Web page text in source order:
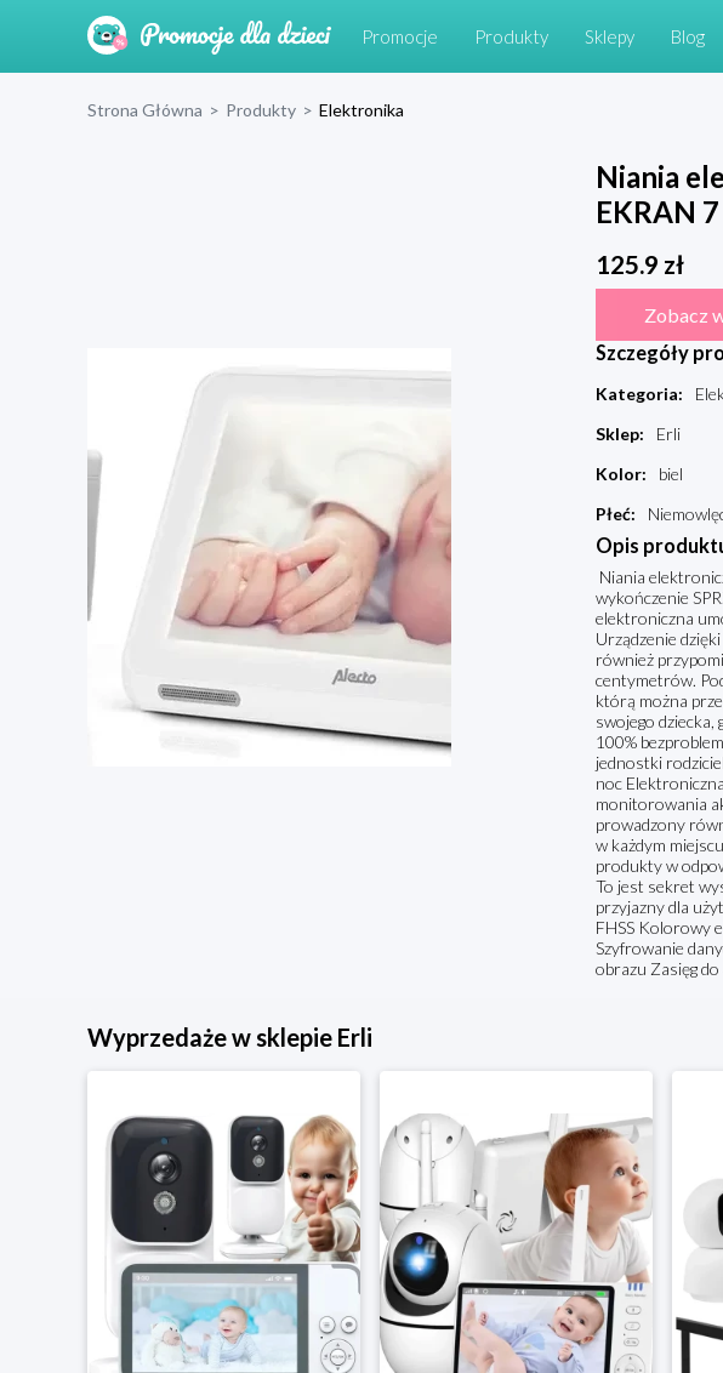
Promocje Produkty Sklepy Blog
Strona Główna > Produkty > Elektronika
Niania
EKRAN
125.9 zł
Zobacz
Szczegóły
Kategoria:
Sklep:
Erli
Kolor:
biel
Płeć:
Opis
Niania
wykończenie
elektroniczna
Urządzenie
również
centymetrów.
którą można
swojego dziecka,
100%
jednostki
noc
monitorowania
prowadzony
w każdym
produkty w
To jest sekret
przyjazny dla
FHSS Kolorowy
Szyfrowanie
obrazu Zasięg
Wyprzedaże w sklepie Erli